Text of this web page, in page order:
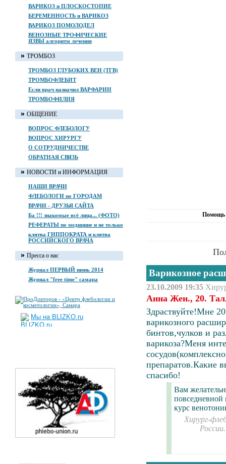
Помощь
Варикозное
23.10.2009 19:35
Анна Жен., 20.
Здраствуйте!Мне
варикозного
бинтов,чулков и
варикоза?Меня
препаратов.Какие
спасибо!
Вам
повседневной
курс
Хирург-
ВАРИКОЗ и ПЛОСКОСТОПИЕ
БЕРЕМЕННОСТЬ и ВАРИКОЗ
ВАРИКОЗ ПОМОЛОДЕЛ
ВЕНОЗНЫЕ ТРОФИЧЕСКИЕ
ЯЗВЫ алгоритм лечения
ТРОМБОЗ
ТРОМБОЗ ГЛУБОКИХ ВЕН (ТГВ)
ТРОМБОФЛЕБИТ
Если врач назначил ВАРФАРИН
ТРОМБОФИЛИЯ
ОБЩЕНИЕ
ВОПРОС ФЛЕБОЛОГУ
ВОПРОС ХИРУРГУ
О СОТРУДНИЧЕСТВЕ
ОБРАТНАЯ СВЯЗЬ
НОВОСТИ и ИНФОРМАЦИЯ
НАШИ ВРАЧИ
ФЛЕБОЛОГИ по ГОРОДАМ
ВРАЧИ - ДРУЗЬЯ САЙТА
Ба !!! знакомые всё лица... (ФОТО)
РЕФЕРАТЫ по медицине и не только
клятва ГИППОКРАТА и клятва
РОССИЙСКОГО ВРАЧА
Пресса о нас
Журнал ПЕРВЫЙ июнь 2014
Журнал "free time" самара
Мы на BLIZKO.ru